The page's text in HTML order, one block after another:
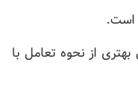
است.
از نحوه تعامل با